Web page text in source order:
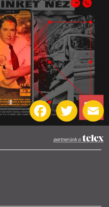
FacebookTwitter